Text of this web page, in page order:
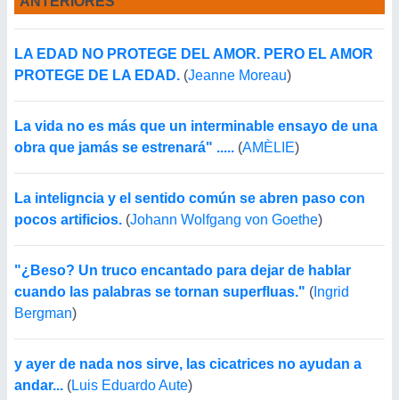
LA EDAD NO PROTEGE DEL AMOR. PERO EL AMOR
PROTEGE DE LA EDAD. (Jeanne Moreau)
La vida no es más que un interminable ensayo de una
obra que jamás se estrenará" ..... (AMÈLIE)
La inteligncia y el sentido común se abren paso con
pocos artificios. (Johann Wolfgang von Goethe)
"¿Beso? Un truco encantado para dejar de hablar
cuando las palabras se tornan superfluas." ( Ingrid
Bergman)
y ayer de nada nos sirve, las cicatrices no ayudan a
andar... (Luis Eduardo Aute)